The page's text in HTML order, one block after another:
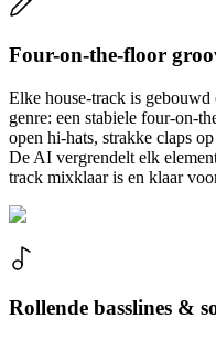
Four-on-the-floor
Elke house-track is gebouwd
genre: een stabiele four-on-
open hi-hats, strakke claps
De AI vergrendelt elk
track mixklaar is en klaar
Rollende basslines &